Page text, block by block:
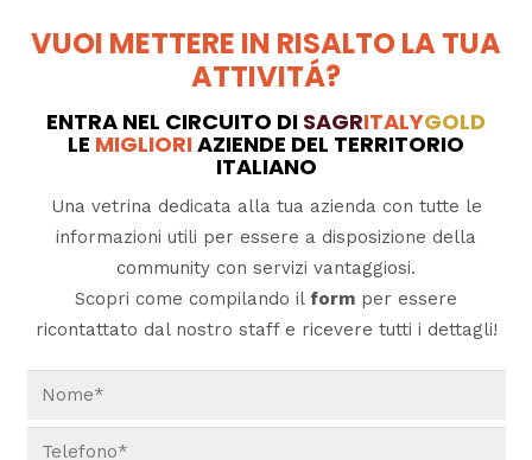
VUOI METTERE IN RISALTO LA TUA
ATTIVITÁ?
ENTRA NEL CIRCUITO DI SAGRITALYGOLD
LE MIGLIORIAZIENDE DEL TERRITORIO
ITALIANO
Una vetrina dedicata alla tua azienda con tutte le
informazioni utili per essere a disposizione della
community con servizi vantaggiosi.
Scopri come compilando il form per essere
ricontattato dal nostro staff e ricevere tutti i dettagli!